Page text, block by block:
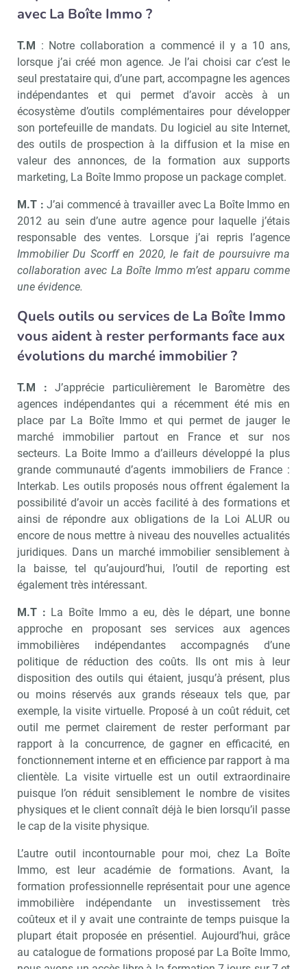
avec La Boîte Immo ?
T.M : Notre collaboration a commencé il y a 10 ans,
lorsque j’ai créé mon agence. Je l’ai choisi car c’est le
seul prestataire qui, d’une part, accompagne les agences
indépendantes et qui permet d’avoir accès à un
écosystème d’outils complémentaires pour développer
son portefeuille de mandats. Du logiciel au site Internet,
des outils de prospection à la diffusion et la mise en
valeur des annonces, de la formation aux supports
marketing, La Boîte Immo propose un package complet.
M.T : J’ai commencé à travailler avec La Boîte Immo en
2012 au sein d’une autre agence pour laquelle j’étais
responsable des ventes. Lorsque j’ai repris l’agence
Immobilier Du Scorff en 2020, le fait de poursuivre ma
collaboration avec La Boîte Immo m’est apparu comme
une évidence.
Quels outils ou services de La Boîte Immo
vous aident à rester performants face aux
évolutions du marché immobilier ?
T.M : J’apprécie particulièrement le Baromètre des
agences indépendantes qui a récemment été mis en
place par La Boîte Immo et qui permet de jauger le
marché immobilier partout en France et sur nos
secteurs. La Boite Immo a d’ailleurs développé la plus
grande communauté d’agents immobiliers de France :
Interkab. Les outils proposés nous offrent également la
possibilité d’avoir un accès facilité à des formations et
ainsi de répondre aux obligations de la Loi ALUR ou
encore de nous mettre à niveau des nouvelles actualités
juridiques. Dans un marché immobilier sensiblement à
la baisse, tel qu’aujourd’hui, l’outil de reporting est
également très intéressant.
M.T : La Boîte Immo a eu, dès le départ, une bonne
approche en proposant ses services aux agences
immobilières indépendantes accompagnés d’une
politique de réduction des coûts. Ils ont mis à leur
disposition des outils qui étaient, jusqu’à présent, plus
ou moins réservés aux grands réseaux tels que, par
exemple, la visite virtuelle. Proposé à un coût réduit, cet
outil me permet clairement de rester performant par
rapport à la concurrence, de gagner en efficacité, en
fonctionnement interne et en efficience par rapport à ma
clientèle. La visite virtuelle est un outil extraordinaire
puisque l’on réduit sensiblement le nombre de visites
physiques et le client connaît déjà le bien lorsqu’il passe
le cap de la visite physique.
L’autre outil incontournable pour moi, chez La Boîte
Immo, est leur académie de formations. Avant, la
formation professionnelle représentait pour une agence
immobilière indépendante un investissement très
coûteux et il y avait une contrainte de temps puisque la
plupart était proposée en présentiel. Aujourd’hui, grâce
au catalogue de formations proposé par La Boîte Immo,
Recevoir Immo Matin
Valider
Non merci, je reçois déjà
Je déciderai plus